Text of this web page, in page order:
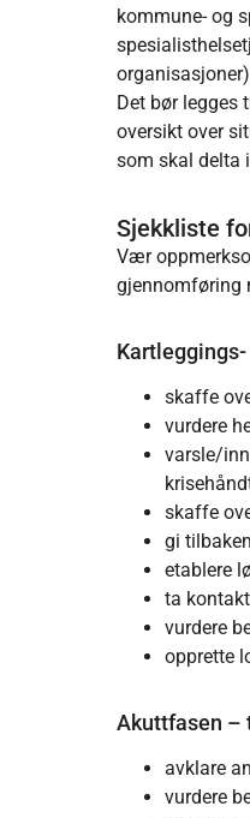
kommune- og
Det bør legges
oversikt over
som skal delta
Sjekkliste
Vær
gjennomføring
skaffe
vurdere
varsle/
skaffe
gi
etablere
ta
vurdere
opprette
Akuttfasen –
avklare
vurdere